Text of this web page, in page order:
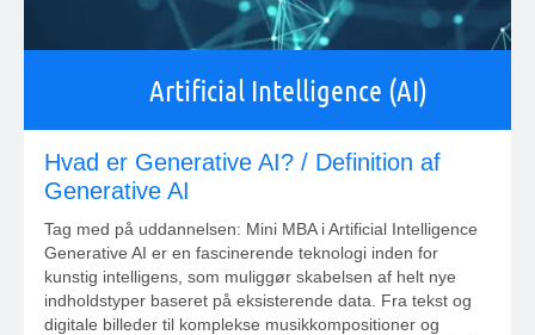
Artificial Intelligence (AI)
Hvad er Generative AI? / Definition af
Generative AI
Tag med på uddannelsen: Mini MBA i Artificial Intelligence
Generative AI er en fascinerende teknologi inden for
kunstig intelligens, som muliggør skabelsen af helt nye
indholdstyper baseret på eksisterende data. Fra tekst og
digitale billeder til komplekse musikkompositioner og